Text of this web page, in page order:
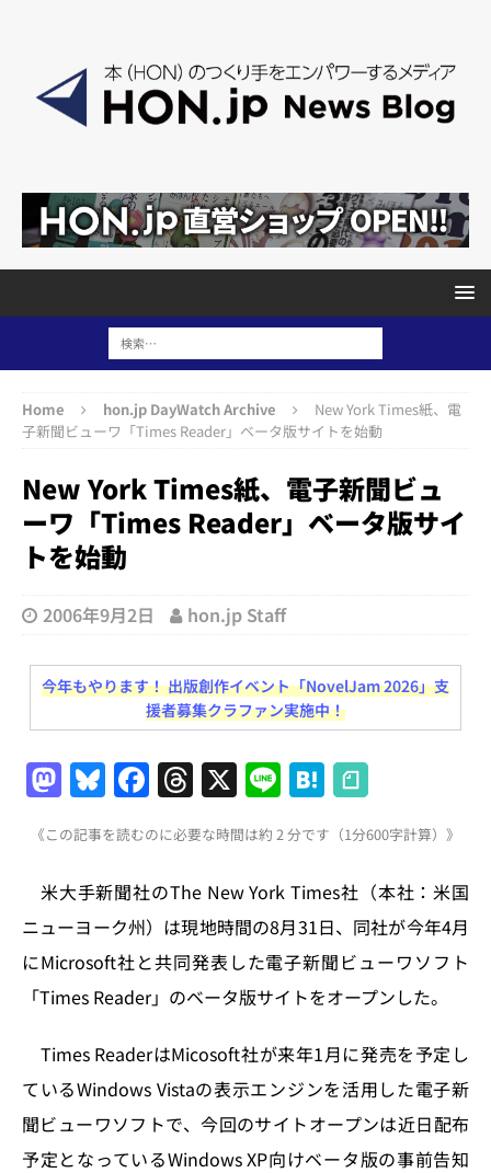
Home hon.jp DayWatch Archive
New York Times紙、電
子新聞ビューワ「Times Reader」ベータ版サイトを始動
New York Times紙、電子新聞ビュ
ーワ「Times Reader」ベータ版サイ
トを始動
2006年9月2日 hon.jp Staff
今年もやります！ 出版創作イベント「NovelJam 2026」支
援者募集クラファン実施中！
M
a
st
o
d
o
n
Bl
u
e
s
k
y
F
a
c
e
b
o
o
T
h
re
a
d
s
X Li
n
e
H
at
e
n
a
《この記事を読むのに必要な時間は約 2 分です（1分600字計算）》
米大手新聞社のThe New York Times社（本社：米国
ニューヨーク州）は現地時間の8月31日、同社が今年4月
にMicrosoft社と共同発表した電子新聞ビューワソフト
「Times Reader」のベータ版サイトをオープンした。
Times ReaderはMicosoft社が来年1月に発売を予定し
ているWindows Vistaの表示エンジンを活用した電子新
聞ビューワソフトで、今回のサイトオープンは近日配布
予定となっているWindows XP向けベータ版の事前告知